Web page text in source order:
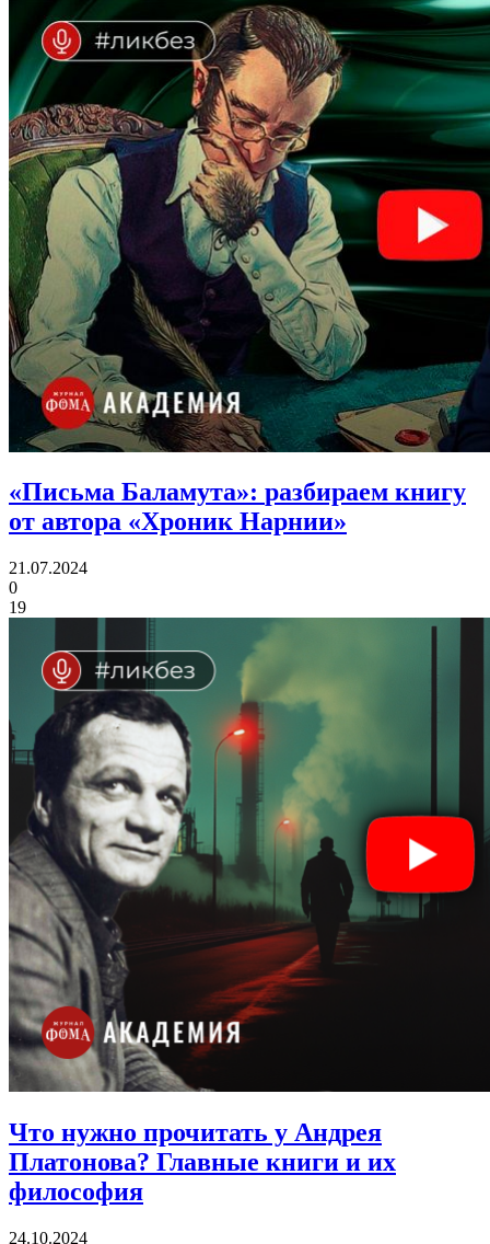
«Письма Баламута»: разбираем книгу
от автора «Хроник Нарнии»
21.07.2024
0
19
Что нужно прочитать у Андрея
Платонова? Главные книги и их
философия
24.10.2024